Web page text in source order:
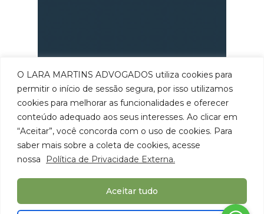
O LARA MARTINS ADVOGADOS utiliza cookies para
permitir o início de sessão segura, por isso utilizamos
cookies para melhorar as funcionalidades e oferecer
conteúdo adequado aos seus interesses. Ao clicar em
“Aceitar”, você concorda com o uso de cookies. Para
saber mais sobre a coleta de cookies, acesse
nossa
Política de Privacidade Externa.
Aceitar tudo